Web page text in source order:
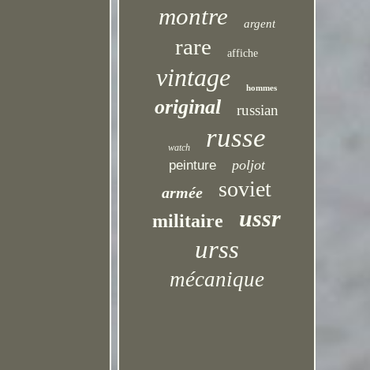
montre argent
rare affiche
vintage hommes
original russian
watch russe
peinture poljot
armée soviet
militaire ussr
urss
mécanique